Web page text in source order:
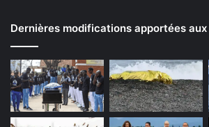
Dernières modifications apportées